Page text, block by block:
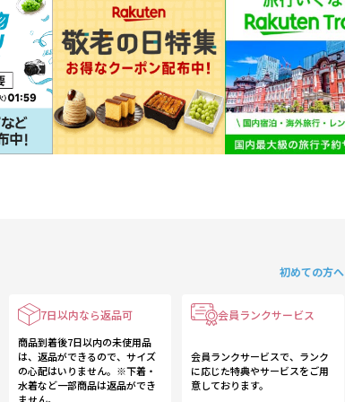
初めての方へ
7日以内なら返品可
商品到着後7日以内の未使用品
は、返品ができるので、サイズ
の心配はいりません。※下着・
水着など一部商品は返品ができ
会員ランクサービス
会員ランクサービスで、ランク
に応じた特典やサービスをご用
意しております。